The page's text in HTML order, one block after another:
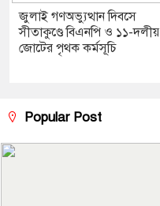
জুলাই গণঅভ্যুত্থান দিবসে
সীতাকুণ্ডে বিএনপি ও ১১-দলীয়
জোটের পৃথক কর্মসূচি
Popular Post